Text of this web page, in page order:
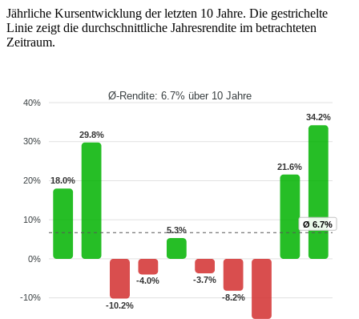
Jährliche Kursentwicklung der letzten 10 Jahre. Die gestrichelte
Linie zeigt die durchschnittliche Jahresrendite im betrachteten
Zeitraum.
Ø-Rendite: 6.7% über 10 Jahre
40%
30%
20%
10%
0%
-10%
18.0%
29.8%
-10.2%
-4.0%
5.3%
-3.7%
-8.2%
21.6%
34.2%
Ø 6.7%